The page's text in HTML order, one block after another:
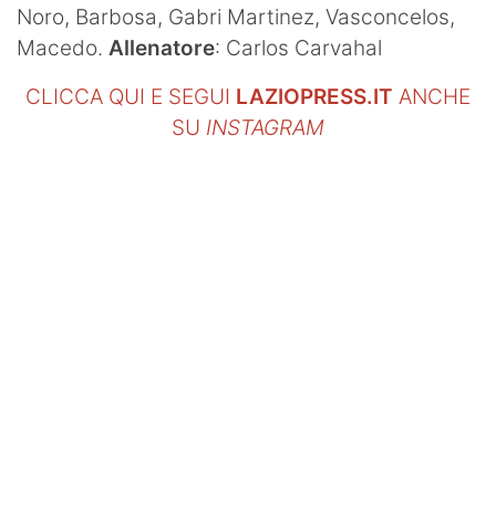
Noro, Barbosa, Gabri Martinez, Vasconcelos,
Macedo. Allenatore: Carlos Carvahal
CLICCA QUI E SEGUI LAZIOPRESS.IT ANCHE
SU INSTAGRAM